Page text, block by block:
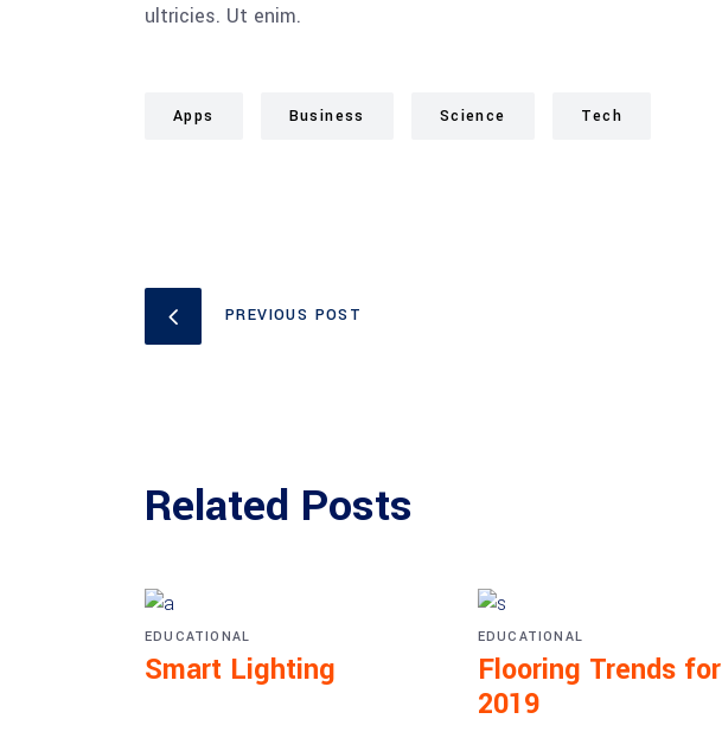
ultricies. Ut enim.
Apps Business Science Tech
PREVIOUS POST
Related Posts
EDUCATIONAL
Smart Lighting
EDUCATIONAL
Flooring Trends for
2019